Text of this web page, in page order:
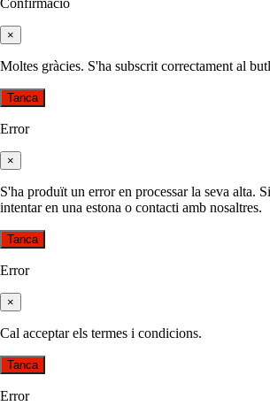
Confirmació
×
Moltes gràcies. S'ha subscrit correctament al
Tanca
Error
×
S'ha produït un error en processar la seva alta.
intentar en una estona o contacti amb nosaltres.
Tanca
Error
×
Cal acceptar els termes i condicions.
Tanca
Error